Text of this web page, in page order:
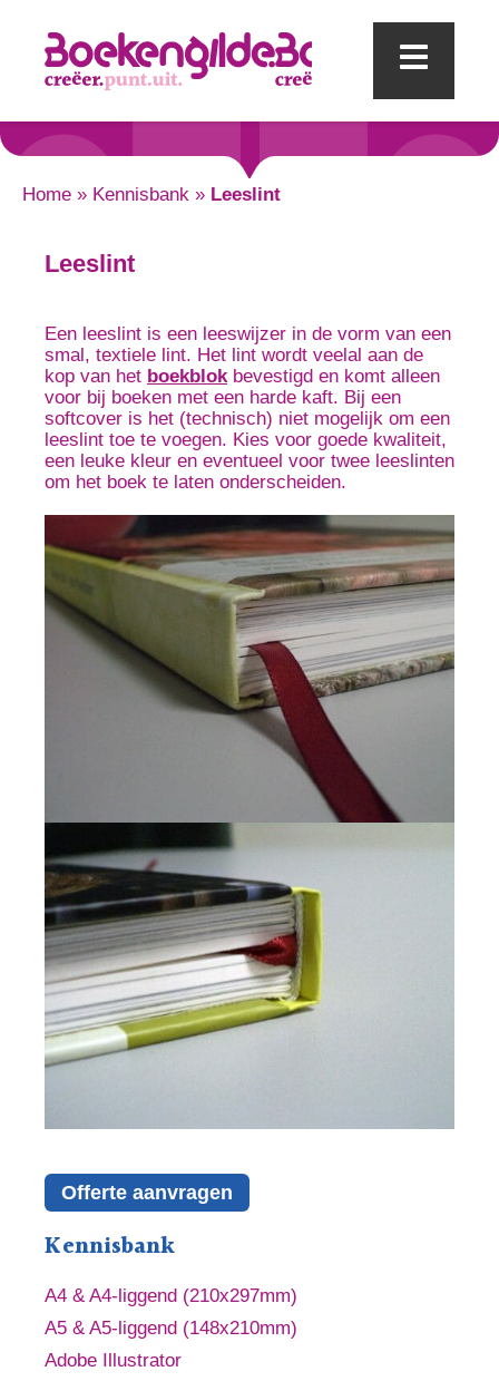
Home » Kennisbank » Leeslint
Leeslint
Een leeslint is een leeswijzer in de vorm van een
smal, textiele lint. Het lint wordt veelal aan de
kop van het boekblokbevestigd en komt alleen
voor bij boeken met een harde kaft. Bij een
softcover is het (technisch) niet mogelijk om een
leeslint toe te voegen. Kies voor goede kwaliteit,
een leuke kleur en eventueel voor twee leeslinten
om het boek te laten onderscheiden.
Offerte aanvragen
Kennisbank
A4 & A4-liggend (210x297mm)
A5 & A5-liggend (148x210mm)
Adobe Illustrator